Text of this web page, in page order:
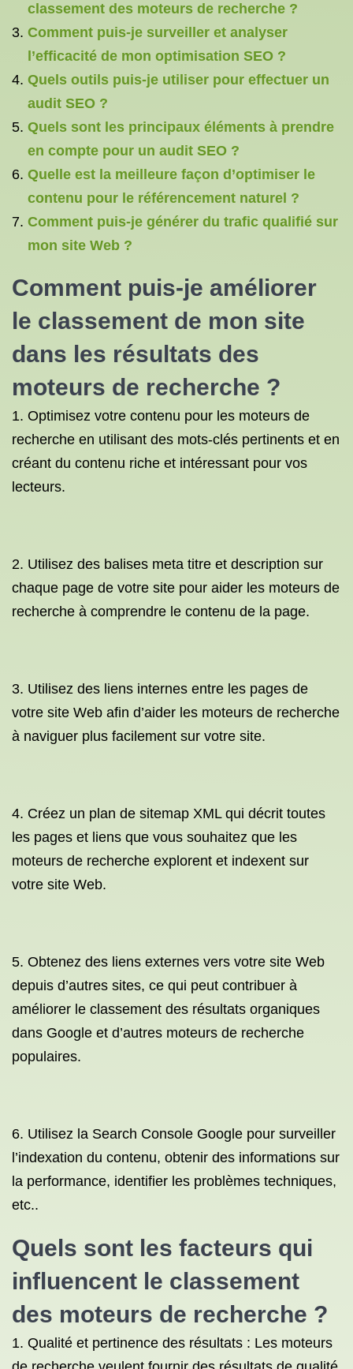
classement des moteurs de recherche ?
Comment puis-je surveiller et analyser
l’efficacité de mon optimisation SEO ?
Quels outils puis-je utiliser pour effectuer un
audit SEO ?
Quels sont les principaux éléments à prendre
en compte pour un audit SEO ?
Quelle est la meilleure façon d’optimiser le
contenu pour le référencement naturel ?
Comment puis-je générer du trafic qualifié sur
mon site Web ?
Comment puis-je améliorer
le classement de mon site
dans les résultats des
moteurs de recherche ?
1. Optimisez votre contenu pour les moteurs de
recherche en utilisant des mots-clés pertinents et en
créant du contenu riche et intéressant pour vos
lecteurs.
2. Utilisez des balises meta titre et description sur
chaque page de votre site pour aider les moteurs de
recherche à comprendre le contenu de la page.
3. Utilisez des liens internes entre les pages de
votre site Web afin d’aider les moteurs de recherche
à naviguer plus facilement sur votre site.
4. Créez un plan de sitemap XML qui décrit toutes
les pages et liens que vous souhaitez que les
moteurs de recherche explorent et indexent sur
votre site Web.
5. Obtenez des liens externes vers votre site Web
depuis d’autres sites, ce qui peut contribuer à
améliorer le classement des résultats organiques
dans Google et d’autres moteurs de recherche
populaires.
6. Utilisez la Search Console Google pour surveiller
l’indexation du contenu, obtenir des informations sur
la performance, identifier les problèmes techniques,
etc..
Quels sont les facteurs qui
influencent le classement
des moteurs de recherche ?
1. Qualité et pertinence des résultats : Les moteurs